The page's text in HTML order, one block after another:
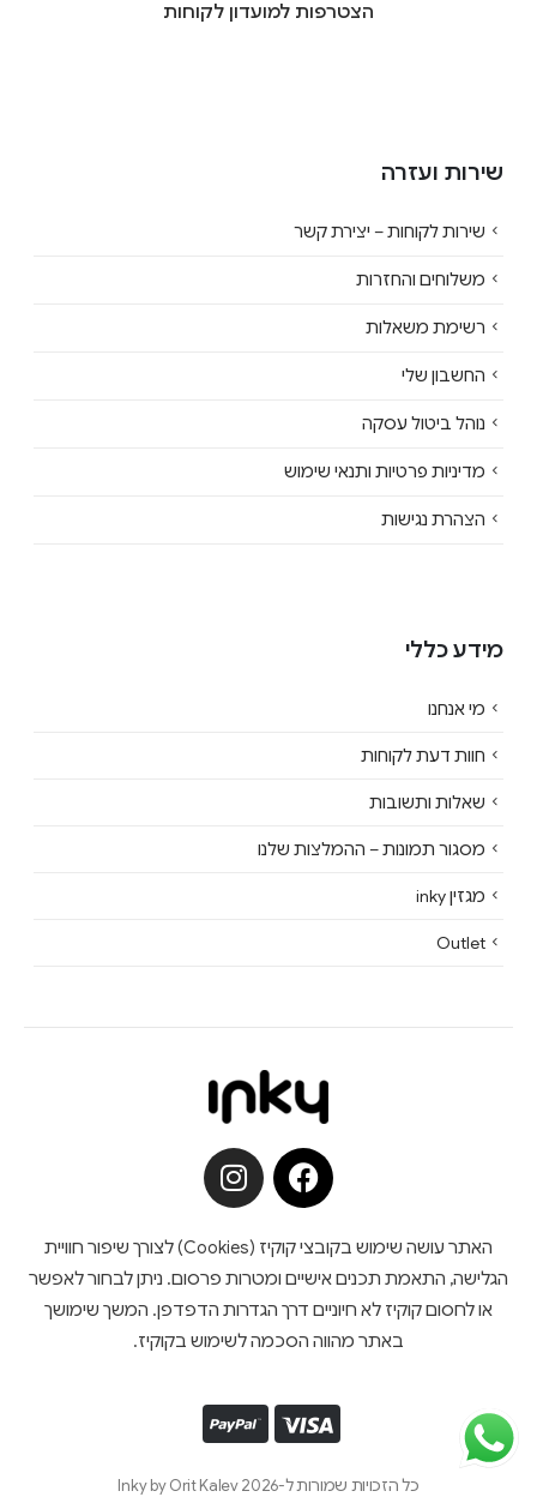
הצטרפות למועדון לקוחות
שירות ועזרה
שירות לקוחות – יצירת קשר
משלוחים והחזרות
רשימת משאלות
החשבון שלי
נוהל ביטול עסקה
מדיניות פרטיות ותנאי שימוש
הצהרת נגישות
מידע כללי
מי אנחנו
חוות דעת לקוחות
שאלות ותשובות
מסגור תמונות – ההמלצות שלנו
מגזין inky
Outlet
האתר עושה שימוש בקובצי קוקיז (Cookies) לצורך שיפור חוויית
הגלישה, התאמת תכנים אישיים ומטרות פרסום. ניתן לבחור לאפשר
או לחסום קוקיז לא חיוניים דרך הגדרות הדפדפן. המשך שימושך
באתר מהווה הסכמה לשימוש בקוקיז.
כל הזכויות שמורות ל-Inky by Orit Kalev 2026